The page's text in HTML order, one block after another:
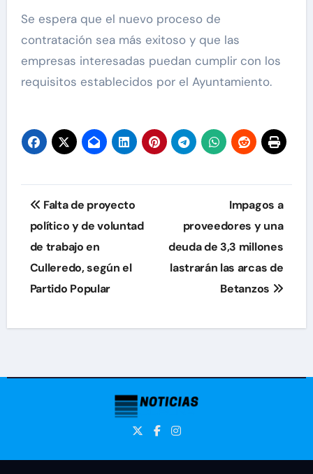
Se espera que el nuevo proceso de
contratación sea más exitoso y que las
empresas interesadas puedan cumplir con los
requisitos establecidos por el Ayuntamiento.
Navegación
de
entradas
Falta de proyecto
político y de voluntad
de trabajo en
Culleredo, según el
Partido Popular
Impagos a
proveedores y una
deuda de 3,3 millones
lastrarán las arcas de
Betanzos